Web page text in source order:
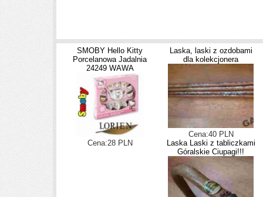
SMOBY Hello Kitty
Porcelanowa Jadalnia
24249 WAWA
Cena:28 PLN
Laska, laski z ozdobami
dla kolekcjonera
Cena:40 PLN
Laska Laski z tabliczkami
Góralskie Ciupagi!!!